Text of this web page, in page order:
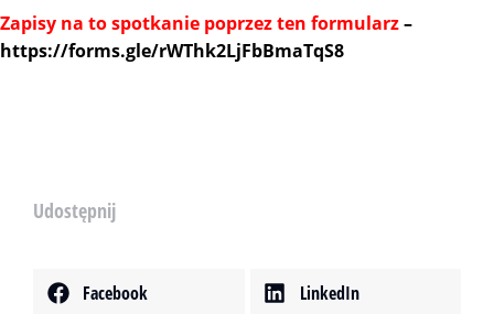
Zapisy na to spotkanie poprzez ten formularz–
https://forms.gle/rWThk2LjFbBmaTqS8
Udostępnij
Facebook LinkedIn